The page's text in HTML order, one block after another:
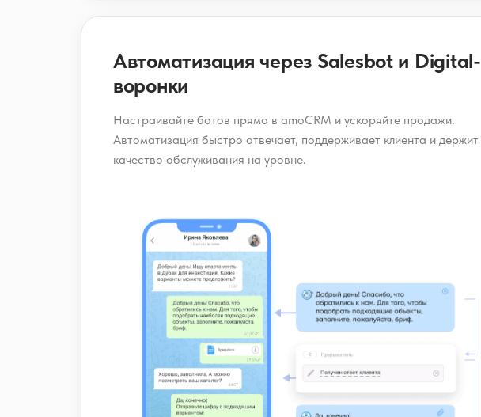
Автоматизация через Salesbot и Digital-
воронки
Настраивайте ботов прямо в amoCRM и ускоряйте продажи.
Автоматизация быстро отвечает, поддерживает клиента и держит
качество обслуживания на уровне.